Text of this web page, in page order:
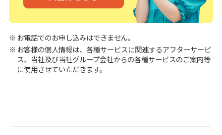
お電話でのお申し込みはできません。
お客様の個人情報は、各種サービスに関連するアフターサービ
ス、当社及び当社グループ会社からの各種サービスのご案内等
に使用させていただきます。